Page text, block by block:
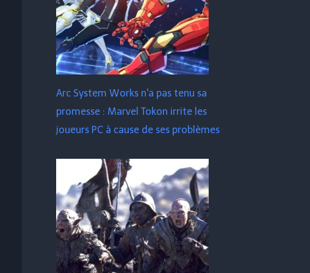
Arc System Works n'a pas tenu sa
promesse : Marvel Tokon irrite les
joueurs PC à cause de ses problèmes